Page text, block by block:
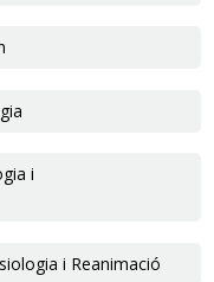
i
i Reanimació